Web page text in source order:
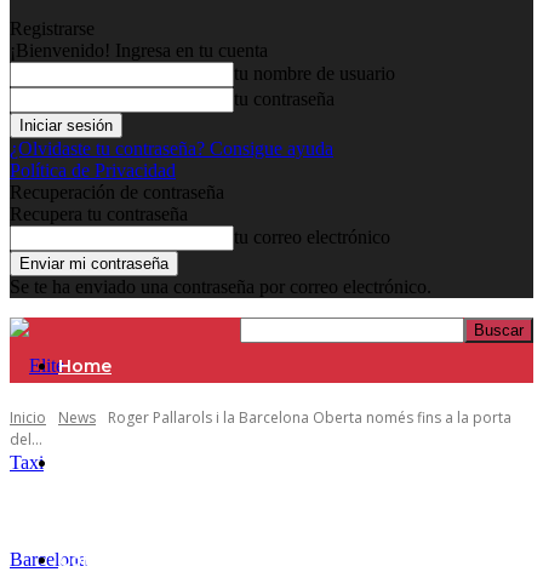
Registrarse
¡Bienvenido! Ingresa en tu cuenta
tu nombre de usuario
tu contraseña
¿Olvidaste tu contraseña? Consigue ayuda
Política de Privacidad
Recuperación de contraseña
Recupera tu contraseña
tu correo electrónico
Se te ha enviado una contraseña por correo electrónico.
Home
Comunicados
Inicio News
Roger Pallarols i la Barcelona Oberta només fins a la porta
del...